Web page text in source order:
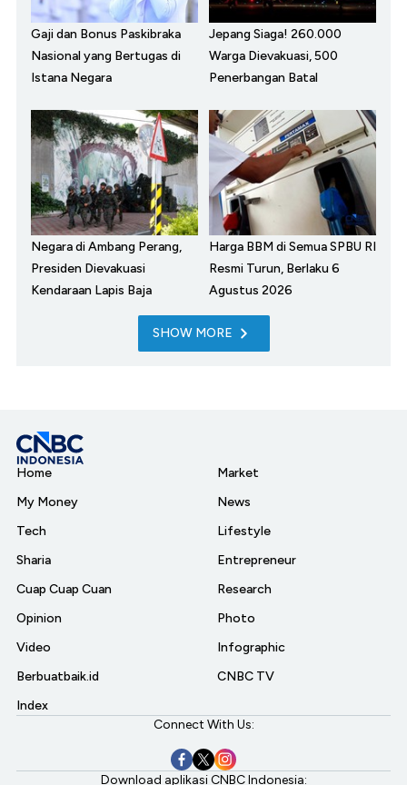
Gaji dan Bonus Paskibraka
Nasional yang Bertugas di
Istana Negara
Jepang Siaga! 260.000
Warga Dievakuasi, 500
Penerbangan Batal
Negara di Ambang Perang,
Presiden Dievakuasi
Kendaraan Lapis Baja
Harga BBM di Semua SPBU RI
Resmi Turun, Berlaku 6
Agustus 2026
SHOW MORE
Home
My Money
Tech
Sharia
Cuap Cuap Cuan
Opinion
Video
Berbuatbaik.id
Index
Market
News
Lifestyle
Entrepreneur
Research
Photo
Infographic
CNBC TV
Connect With Us:
Download aplikasi CNBC Indonesia: